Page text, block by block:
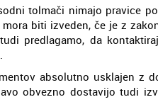
tolmači nimajo pravice
biti izveden, če je z
predlagamo, da
absolutno usklajen z
obvezno dostavijo tudi